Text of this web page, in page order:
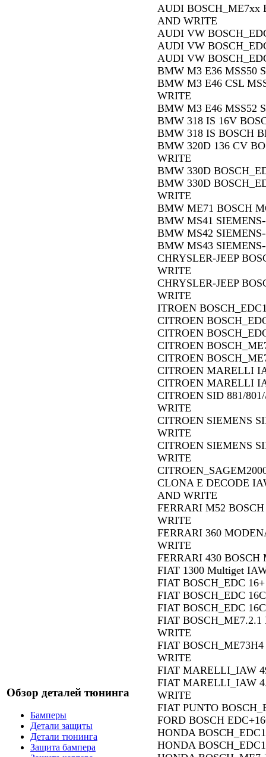
Обзор деталей тюнинга
Бамперы
Детали защиты
Детали тюнинга
Защита бампера
AUDI BOSCH_ME7xx
AND WRITE
AUDI VW
AUDI VW
AUDI VW
BMW M3 E36 MSS50
BMW M3 E46 CSL
WRITE
BMW M3 E46 MSS52
BMW 318 IS 16V
BMW 318 IS BOSCH
BMW 320D 136 CV
WRITE
BMW 330D
BMW 330D
WRITE
BMW ME71 BOSCH
BMW MS41
BMW MS42
BMW MS43
CHRYSLER-JEEP
WRITE
CHRYSLER-JEEP
WRITE
ITROEN
CITROEN
CITROEN
CITROEN
CITROEN
CITROEN MARELLI
CITROEN MARELLI
CITROEN SID 881/
WRITE
CITROEN SIEMENS
WRITE
CITROEN SIEMENS
WRITE
CLONA E DECODE
AND WRITE
FERRARI M52
WRITE
FERRARI 360
WRITE
FERRARI 430
FIAT 1300 Multiget
FIAT BOSCH_EDC
FIAT BOSCH_EDC
FIAT BOSCH_EDC
FIAT
WRITE
FIAT
WRITE
FIAT MARELLI_IAW
FIAT MARELLI_IAW
WRITE
FIAT PUNTO
FORD BOSCH
HONDA
HONDA